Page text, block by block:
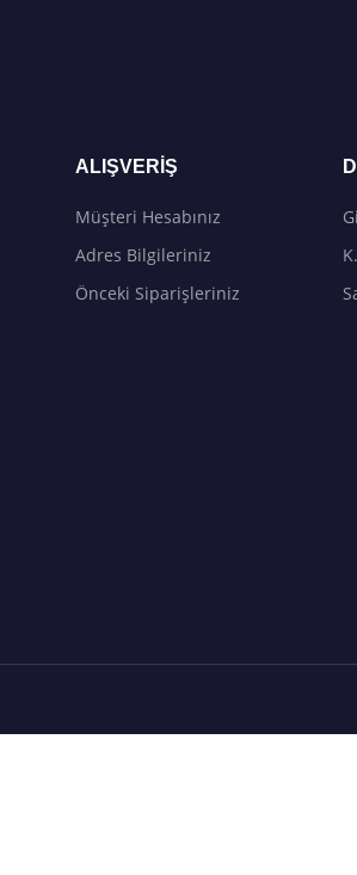
ALIŞVERIŞ
Müşteri Hesabınız
Adres Bilgileriniz
Önceki Siparişleriniz